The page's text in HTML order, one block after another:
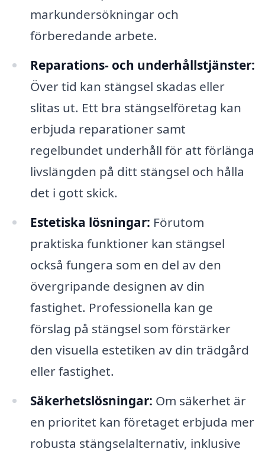
markundersökningar och
förberedande arbete.
Reparations- och underhållstjänster:
Över tid kan stängsel skadas eller
slitas ut. Ett bra stängselföretag kan
erbjuda reparationer samt
regelbundet underhåll för att förlänga
livslängden på ditt stängsel och hålla
det i gott skick.
Estetiska lösningar: Förutom
praktiska funktioner kan stängsel
också fungera som en del av den
övergripande designen av din
fastighet. Professionella kan ge
förslag på stängsel som förstärker
den visuella estetiken av din trädgård
eller fastighet.
Säkerhetslösningar: Om säkerhet är
en prioritet kan företaget erbjuda mer
robusta stängselalternativ, inklusive